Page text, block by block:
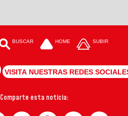
BUSCAR HOME SUBIR
VISITA NUESTRAS REDES
Comparte esta noticia: